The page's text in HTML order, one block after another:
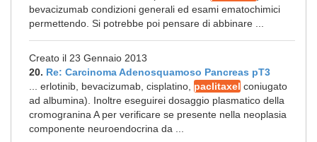
bevacizumab condizioni generali ed esami ematochimici
permettendo. Si potrebbe poi pensare di abbinare ...
Creato il 23 Gennaio 2013
20. Re: Carcinoma Adenosquamoso Pancreas pT3
... erlotinib, bevacizumab, cisplatino, paclitaxel coniugato
ad albumina). Inoltre eseguirei dosaggio plasmatico della
cromogranina A per verificare se presente nella neoplasia
componente neuroendocrina da ...